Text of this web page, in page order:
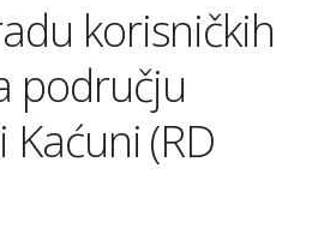
korisničkih
području
(RD